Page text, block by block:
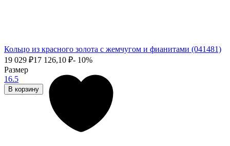
Кольцо из красного золота с жемчугом и фианитами (041481)
19 029 ₽17 126,10 ₽- 10%
Размер
16.5
В корзину